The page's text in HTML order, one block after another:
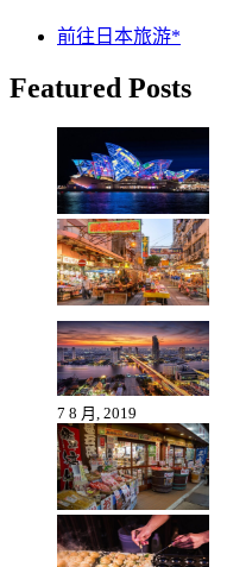
前往日本旅游*
Featured Posts
7 8 月, 2019